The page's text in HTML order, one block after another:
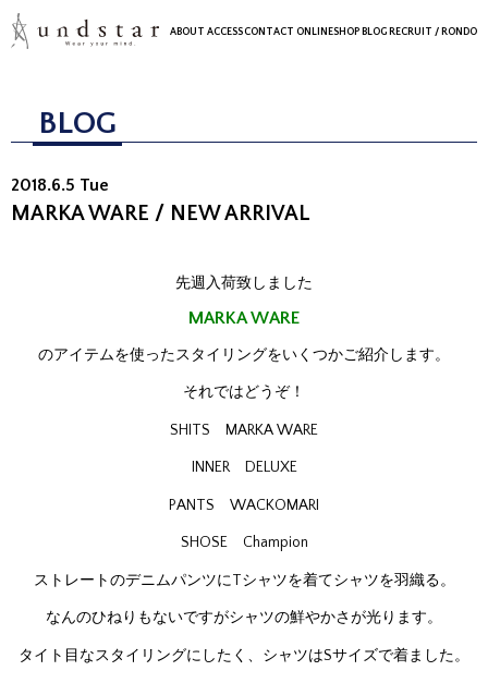
ABOUT ACCESSCONTACT ONLINESHOP BLOG RECRUIT / RONDO
BLOG
2018.6.5 Tue
MARKA WARE / NEW ARRIVAL
先週入荷致しました
MARKA WARE
のアイテムを使ったスタイリングをいくつかご紹介します。
それではどうぞ！
SHITS MARKA WARE
INNER DELUXE
PANTS WACKOMARI
SHOSE Champion
ストレートのデニムパンツにTシャツを着てシャツを羽織る。
なんのひねりもないですがシャツの鮮やかさが光ります。
タイト目なスタイリングにしたく、シャツはSサイズで着ました。